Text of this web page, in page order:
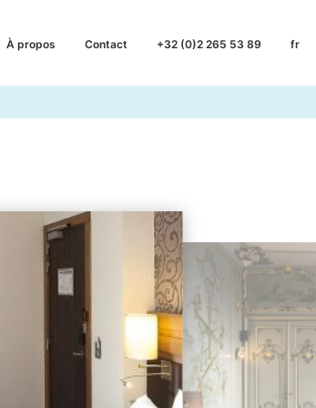
À propos Contact +32 (0)2 265 53 89 fr